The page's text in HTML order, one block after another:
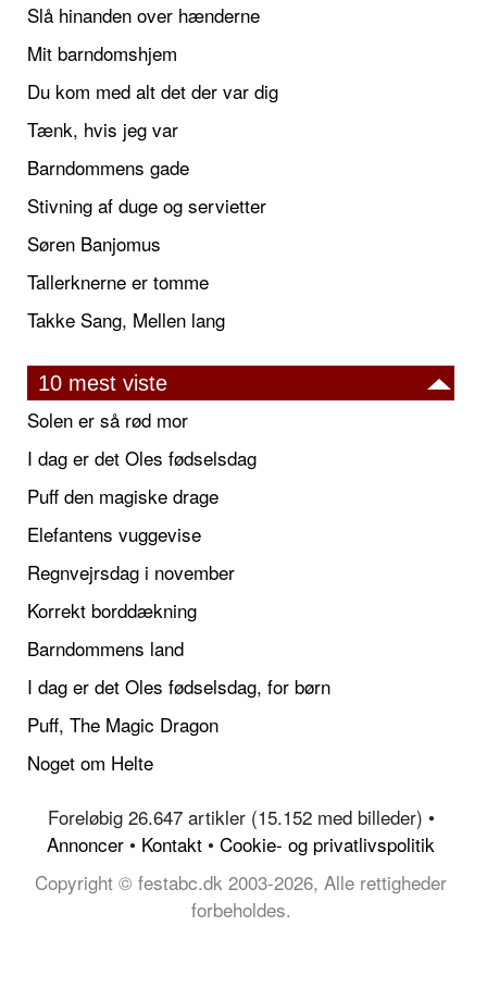
Slå hinanden over hænderne
Mit barndomshjem
Du kom med alt det der var dig
Tænk, hvis jeg var
Barndommens gade
Stivning af duge og servietter
Søren Banjomus
Tallerknerne er tomme
Takke Sang, Mellen lang
10 mest viste
Solen er så rød mor
I dag er det Oles fødselsdag
Puff den magiske drage
Elefantens vuggevise
Regnvejrsdag i november
Korrekt borddækning
Barndommens land
I dag er det Oles fødselsdag, for børn
Puff, The Magic Dragon
Noget om Helte
Foreløbig 26.647 artikler (15.152 med billeder) •
Annoncer • Kontakt • Cookie- og privatlivspolitik
Copyright © festabc.dk 2003-2026, Alle rettigheder
forbeholdes.